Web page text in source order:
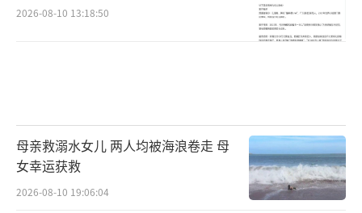
2026-08-10 13:18:50
母亲救溺水女儿 两人均被海浪卷走 母
女幸运获救
2026-08-10 19:06:04